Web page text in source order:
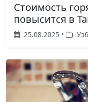
Стоимость
повысится в
25.08.2025 •